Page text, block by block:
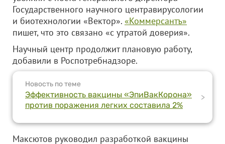
Государственного научного центравирусологии
и биотехнологии «Вектор». «Коммерсантъ»
пишет, что это связано «с утратой доверия».
Научный центр продолжит плановую работу,
добавили в Роспотребнадзоре.
Новость по теме
Эффективность вакцины «ЭпиВакКорона»
против поражения легких составила 2%
>
Максютов руководил разработкой вакцины